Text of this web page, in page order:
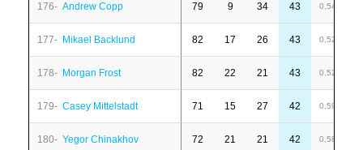
176- Andrew Copp 79 9 34 43 0,54
177- Mikael Backlund 82 17 26 43 0,52
178- Morgan Frost 82 22 21 43 0,52
179- Casey Mittelstadt 71 15 27 42 0,59
180- Yegor Chinakhov 72 21 21 42 0,58